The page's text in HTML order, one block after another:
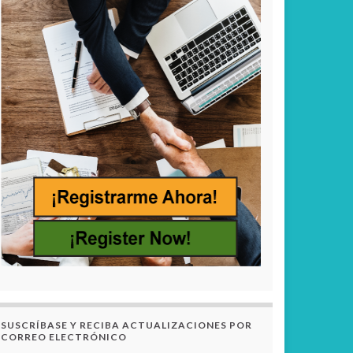
SUSCRÍBASE Y RECIBA ACTUALIZACIONES POR
CORREO ELECTRÓNICO